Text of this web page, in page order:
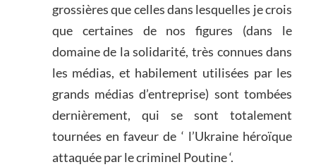
grossières que celles dans lesquelles je crois
que certaines de nos figures (dans le
domaine de la solidarité, très connues dans
les médias, et habilement utilisées par les
grands médias d’entreprise) sont tombées
dernièrement, qui se sont totalement
tournées en faveur de ‘ l’Ukraine héroïque
attaquée par le criminel Poutine ‘.